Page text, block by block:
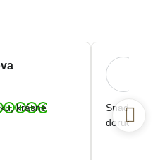
/
5
krásné
Snadná a
doručení.